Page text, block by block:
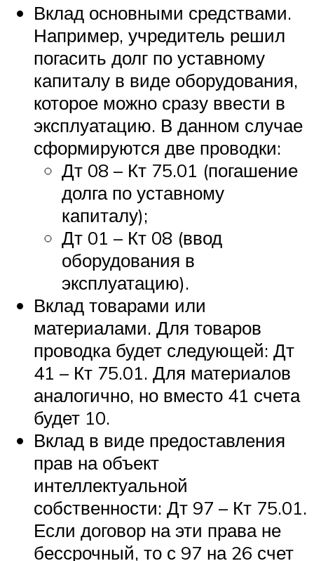
Вклад основными средствами.
Например, учредитель решил
погасить долг по уставному
капиталу в виде оборудования,
которое можно сразу ввести в
эксплуатацию. В данном случае
сформируются две проводки:
Дт 08 – Кт 75.01 (погашение
долга по уставному
капиталу);
Дт 01 – Кт 08 (ввод
оборудования в
эксплуатацию).
Вклад товарами или
материалами. Для товаров
проводка будет следующей: Дт
41 – Кт 75.01. Для материалов
аналогично, но вместо 41 счета
будет 10.
Вклад в виде предоставления
прав на объект
интеллектуальной
собственности: Дт 97 – Кт 75.01.
Если договор на эти права не
бессрочный, то с 97 на 26 счет